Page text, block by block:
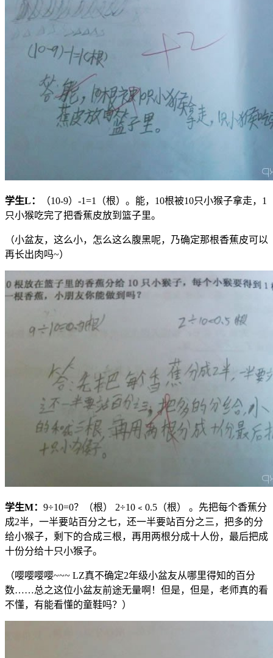
学生L：
（10-9）-1=1（根）。能，10根被10只小猴子拿走，1
只小猴吃完了把香蕉皮放到篮子里。
（小盆友，这么小，怎么这么腹黑呢，乃确定那根香蕉皮可以
再长出肉吗~）
学生M： 9÷10=0？（根） 2÷10﹤0.5（根） 。先把每个香蕉分
成2半，一半要站百分之七，还一半要站百分之三，把多的分
给小猴子，剩下的合成三根，再用两根分成十人份，最后把成
十份分给十只小猴子。
（嘤嘤嘤嘤~~~ LZ真不确定2年级小盆友从哪里得知的百分
数……总之这位小盆友前途无量啊！但是，但是，老师真的看
不懂，有能看懂的童鞋吗？）